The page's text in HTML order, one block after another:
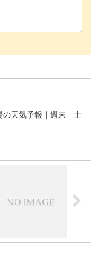
の天気予報｜週末｜士